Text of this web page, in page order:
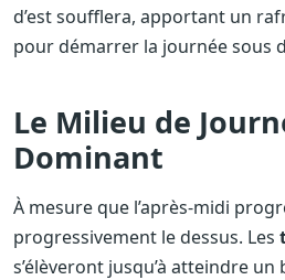
d’est soufflera, apportant un
pour démarrer la journée sous
Le Milieu de
Dominant
À mesure que l’après-midi
progressivement le dessus. Les
s’élèveront jusqu’à atteindre un